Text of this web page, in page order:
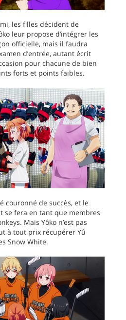
les filles décident de
leur propose d’intégrer les
officielle, mais il faudra
d’entrée, autant écrit
pour chacune de bien
forts et points faibles.
couronné de succès, et le
se fera en tant que membres
Mais Yôko n’est pas
à tout prix récupérer Yû
Snow White.